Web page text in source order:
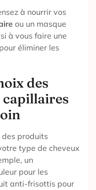
à nourrir vos
ou un masque
à vous faire une
pour éliminer les
des
des produits
type de cheveux
un
pour les
anti-frisottis pour